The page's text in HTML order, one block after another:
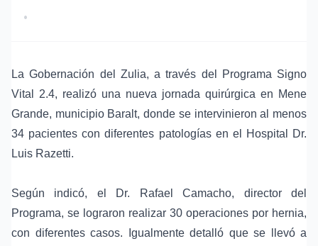
•
La Gobernación del Zulia, a través del Programa Signo
Vital 2.4, realizó una nueva jornada quirúrgica en Mene
Grande, municipio Baralt, donde se intervinieron al menos
34 pacientes con diferentes patologías en el Hospital Dr.
Luis Razetti.
Según indicó, el Dr. Rafael Camacho, director del
Programa, se lograron realizar 30 operaciones por hernia,
con diferentes casos. Igualmente detalló que se llevó a